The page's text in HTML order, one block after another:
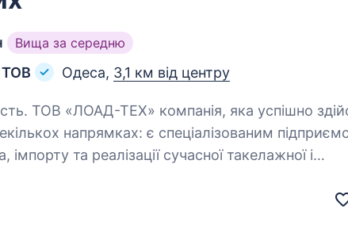
Вища за середню
ТОВ Одеса, 3,1 км від центру
свою
напрямках: є спеціалізованим
імпорту та реалізації сучасної такелажної і